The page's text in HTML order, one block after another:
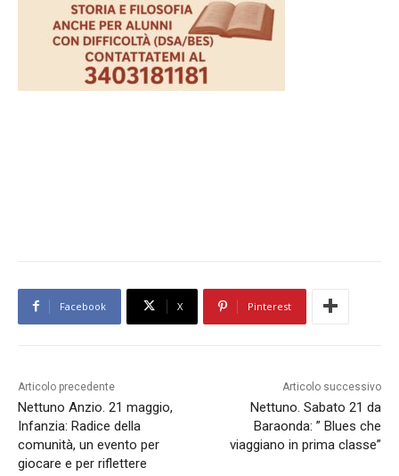
Facebook X Pinterest
Articolo precedente
Nettuno Anzio. 21 maggio,
Infanzia: Radice della
comunità, un evento per
giocare e per riflettere
Articolo successivo
Nettuno. Sabato 21 da
Baraonda: ” Blues che
viaggiano in prima classe”